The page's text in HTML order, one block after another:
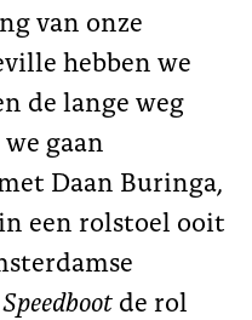
van onze
hebben we
de lange weg
gaan
Daan Buringa,
een rolstoel ooit
Speedboot de rol